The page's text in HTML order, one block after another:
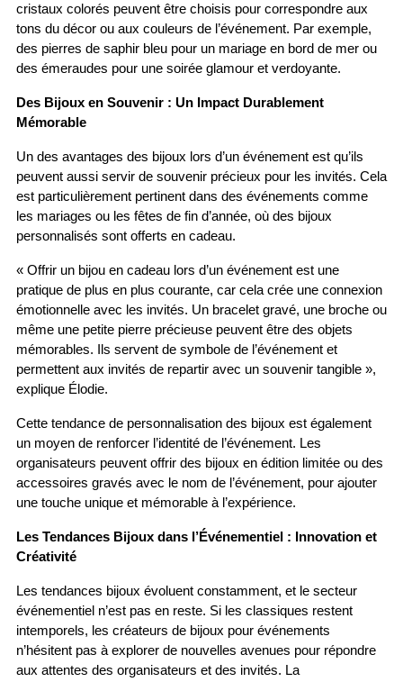
cristaux colorés peuvent être choisis pour correspondre aux
tons du décor ou aux couleurs de l’événement. Par exemple,
des pierres de saphir bleu pour un mariage en bord de mer ou
des émeraudes pour une soirée glamour et verdoyante.
Des Bijoux en Souvenir : Un Impact Durablement
Mémorable
Un des avantages des bijoux lors d’un événement est qu’ils
peuvent aussi servir de souvenir précieux pour les invités. Cela
est particulièrement pertinent dans des événements comme
les mariages ou les fêtes de fin d’année, où des bijoux
personnalisés sont offerts en cadeau.
« Offrir un bijou en cadeau lors d’un événement est une
pratique de plus en plus courante, car cela crée une connexion
émotionnelle avec les invités. Un bracelet gravé, une broche ou
même une petite pierre précieuse peuvent être des objets
mémorables. Ils servent de symbole de l’événement et
permettent aux invités de repartir avec un souvenir tangible »,
explique Élodie.
Cette tendance de personnalisation des bijoux est également
un moyen de renforcer l’identité de l’événement. Les
organisateurs peuvent offrir des bijoux en édition limitée ou des
accessoires gravés avec le nom de l’événement, pour ajouter
une touche unique et mémorable à l’expérience.
Les Tendances Bijoux dans l’Événementiel : Innovation et
Créativité
Les tendances bijoux évoluent constamment, et le secteur
événementiel n’est pas en reste. Si les classiques restent
intemporels, les créateurs de bijoux pour événements
n’hésitent pas à explorer de nouvelles avenues pour répondre
aux attentes des organisateurs et des invités. La